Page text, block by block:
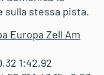
sulla stessa pista.
Europa Zell Am
1:42,92